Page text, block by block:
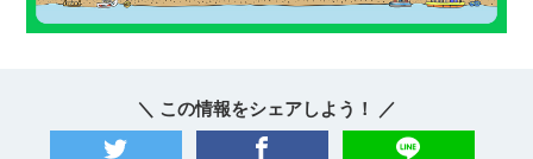
＼ この情報をシェアしよう！ ／